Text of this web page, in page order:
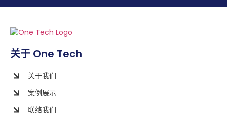
关于 One Tech
关于我们
案例展示
联络我们